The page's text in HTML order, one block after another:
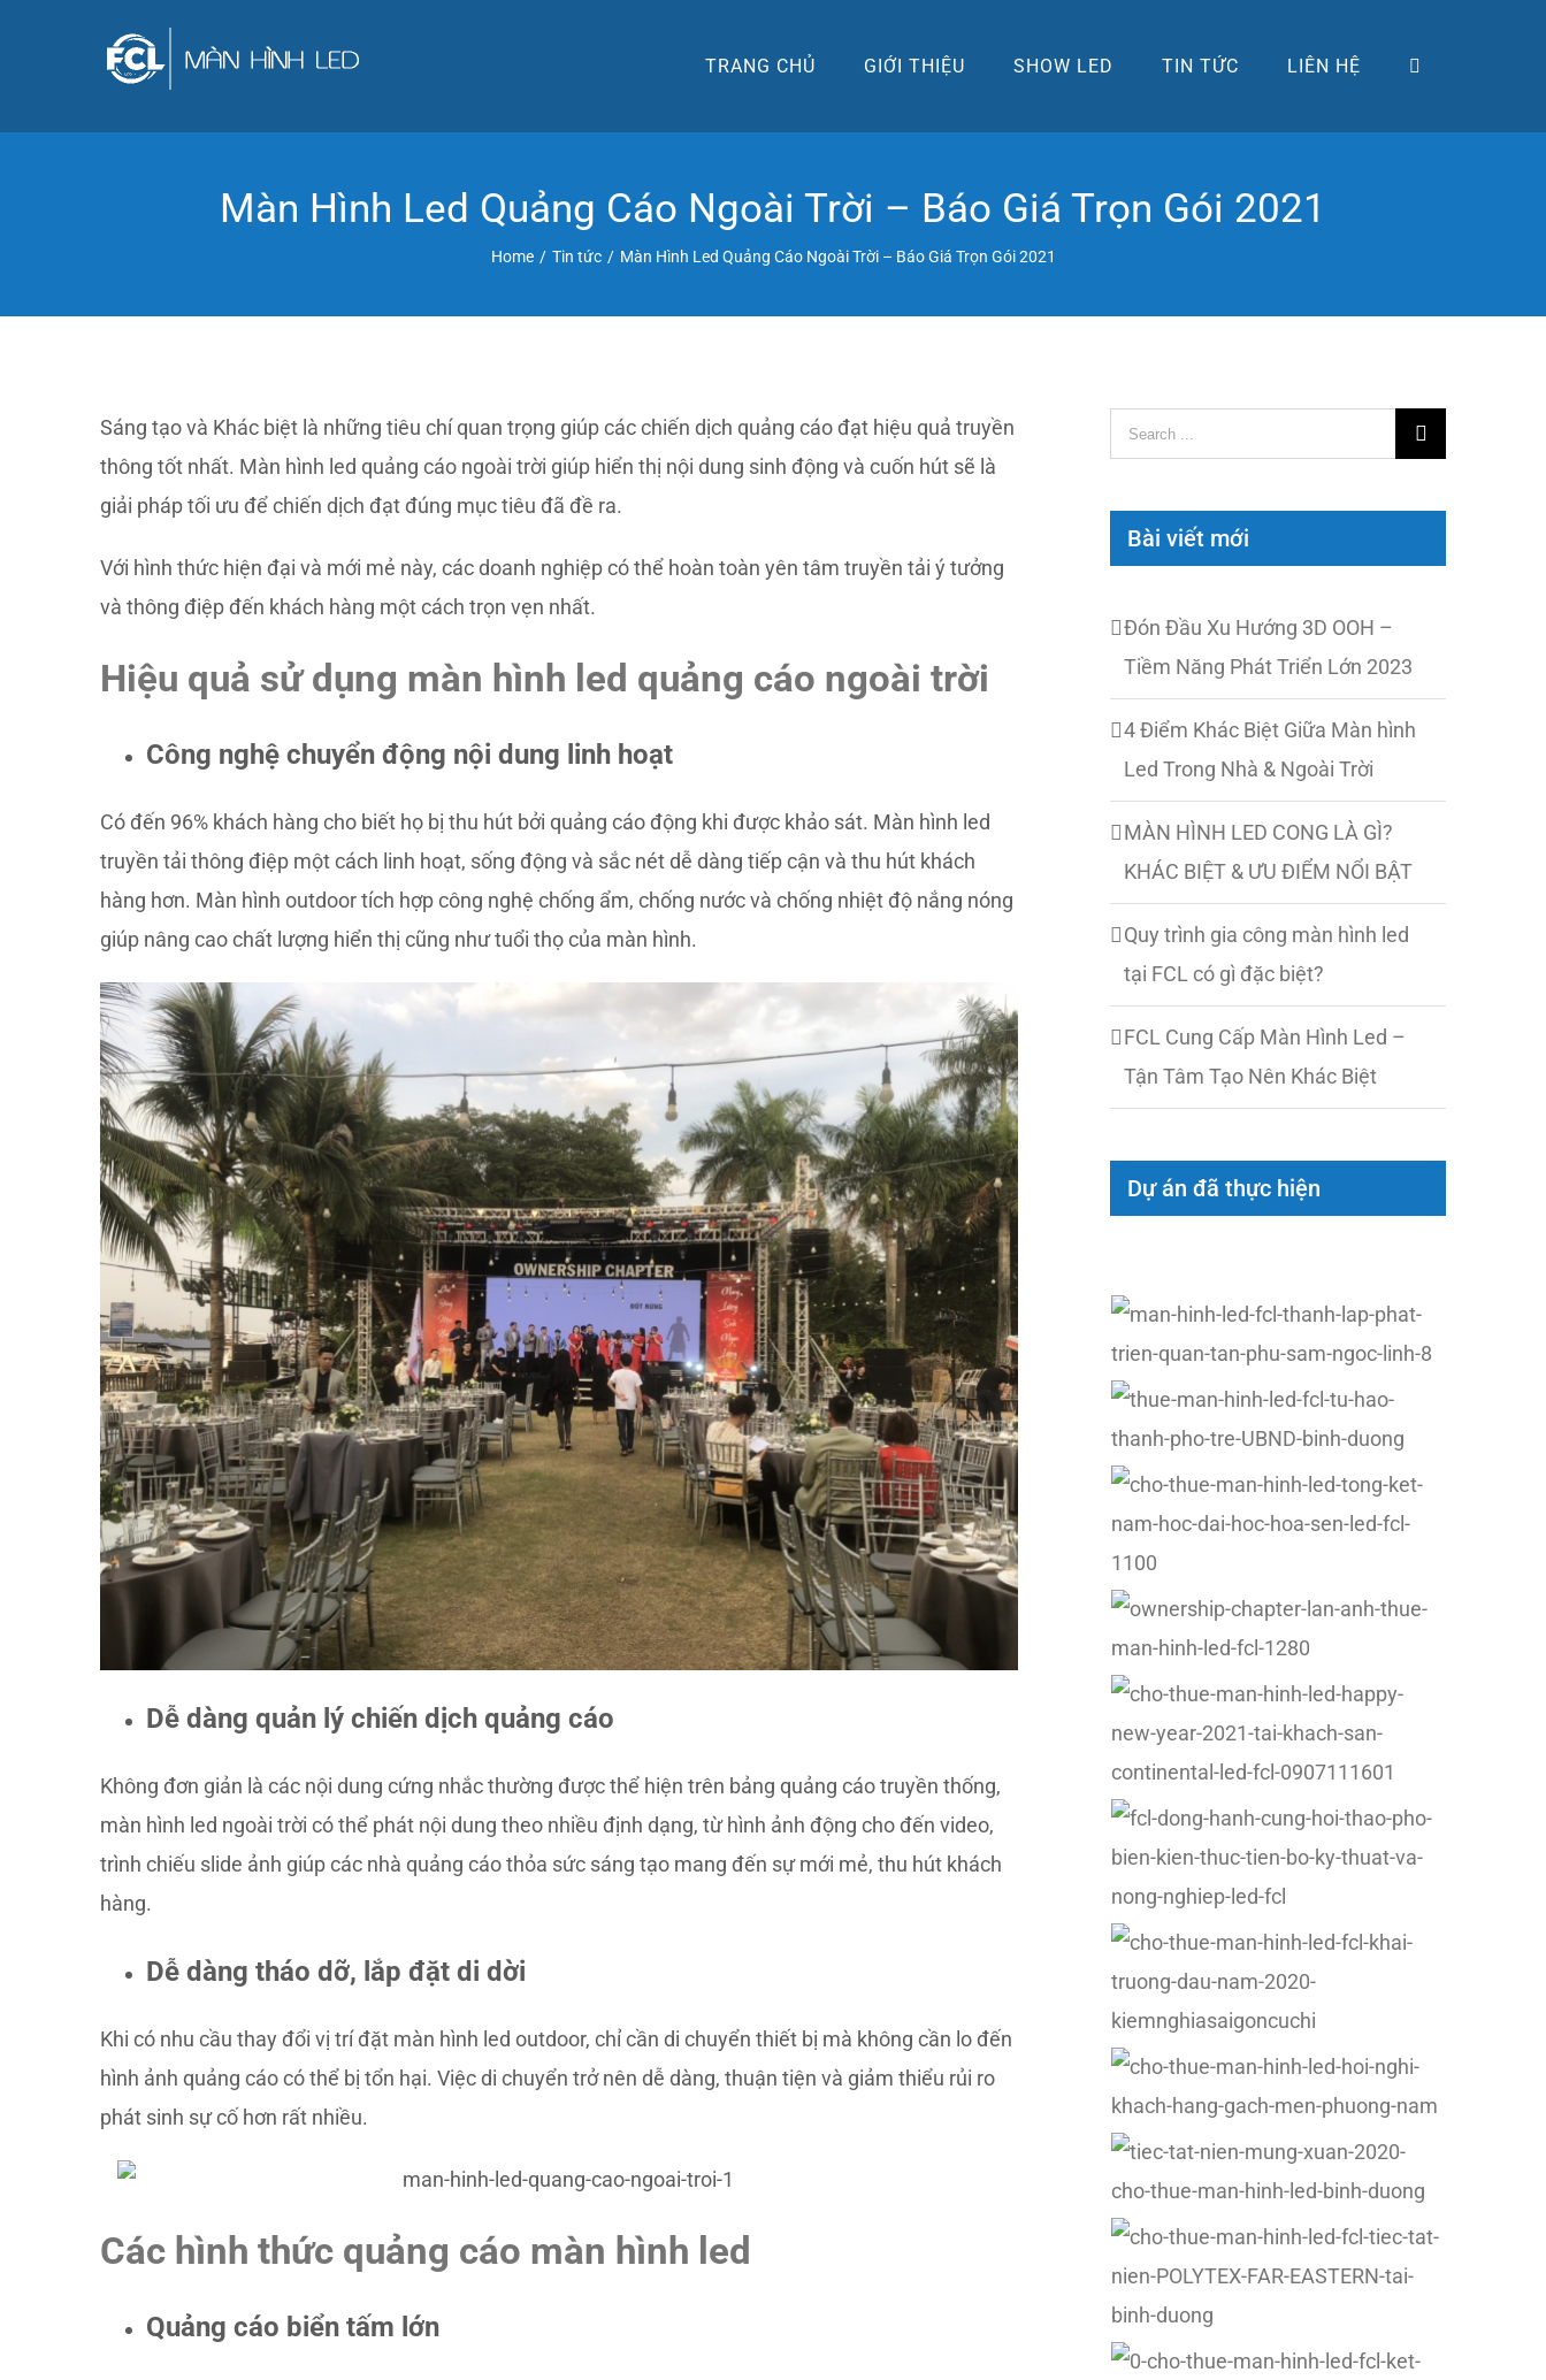
TRANG CHỦ GIỚI THIỆU SHOW LED TIN TỨC LIÊN HỆ
Màn Hình Led Quảng Cáo Ngoài Trời – Báo Giá Trọn Gói 2021
Home / Tin tức / Màn Hình Led Quảng Cáo Ngoài Trời – Báo Giá Trọn Gói 2021
Sáng tạo và Khác biệt là những tiêu chí quan trọng giúp các chiến dịch quảng cáo đạt hiệu quả truyền
thông tốt nhất. Màn hình led quảng cáo ngoài trời giúp hiển thị nội dung sinh động và cuốn hút sẽ là
giải pháp tối ưu để chiến dịch đạt đúng mục tiêu đã đề ra.
Với hình thức hiện đại và mới mẻ này, các doanh nghiệp có thể hoàn toàn yên tâm truyền tải ý tưởng
và thông điệp đến khách hàng một cách trọn vẹn nhất.
Hiệu quả sử dụng màn hình led quảng cáo ngoài trời
Công nghệ chuyển động nội dung linh hoạt
Có đến 96% khách hàng cho biết họ bị thu hút bởi quảng cáo động khi được khảo sát. Màn hình led
truyền tải thông điệp một cách linh hoạt, sống động và sắc nét dễ dàng tiếp cận và thu hút khách
hàng hơn. Màn hình outdoor tích hợp công nghệ chống ẩm, chống nước và chống nhiệt độ nắng nóng
giúp nâng cao chất lượng hiển thị cũng như tuổi thọ của màn hình.
Dễ dàng quản lý chiến dịch quảng cáo
Không đơn giản là các nội dung cứng nhắc thường được thể hiện trên bảng quảng cáo truyền thống,
màn hình led ngoài trời có thể phát nội dung theo nhiều định dạng, từ hình ảnh động cho đến video,
trình chiếu slide ảnh giúp các nhà quảng cáo thỏa sức sáng tạo mang đến sự mới mẻ, thu hút khách
hàng.
Dễ dàng tháo dỡ, lắp đặt di dời
Khi có nhu cầu thay đổi vị trí đặt màn hình led outdoor, chỉ cần di chuyển thiết bị mà không cần lo đến
hình ảnh quảng cáo có thể bị tổn hại. Việc di chuyển trở nên dễ dàng, thuận tiện và giảm thiểu rủi ro
phát sinh sự cố hơn rất nhiều.
Các hình thức quảng cáo màn hình led
Quảng cáo biển tấm lớn
Search
for:
Bài viết mới
Đón Đầu Xu Hướng 3D OOH –
Tiềm Năng Phát Triển Lớn 2023
4 Điểm Khác Biệt Giữa Màn hình
Led Trong Nhà & Ngoài Trời
MÀN HÌNH LED CONG LÀ GÌ?
KHÁC BIỆT & ƯU ĐIỂM NỔI BẬT
Quy trình gia công màn hình led
tại FCL có gì đặc biệt?
FCL Cung Cấp Màn Hình Led –
Tận Tâm Tạo Nên Khác Biệt
Dự án đã thực hiện